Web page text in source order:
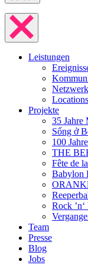
Leistungen
Netzwerk
Projekte
35 Jahre
Sống ở
100
THE
Fête de
Babylon
Rock
Team
Presse
Blog
Jobs